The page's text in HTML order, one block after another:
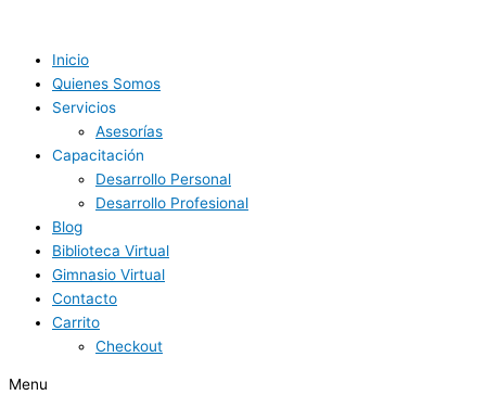
contenido
Inicio
Quienes Somos
Servicios
Asesorías
Capacitación
Desarrollo Personal
Desarrollo Profesional
Blog
Biblioteca Virtual
Gimnasio Virtual
Contacto
Carrito
Checkout
Menu